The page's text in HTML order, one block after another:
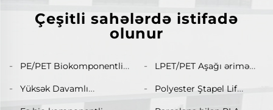
Çeşitli sahələrdə istifadə
olunur
PE/PET Biokomponentli
LPET/PET Aşağı ərimə
istehsal xətti Kompozit
ştapel lif hazırlayan
Yüksək Davamlı
Polyester Ştapel Lif